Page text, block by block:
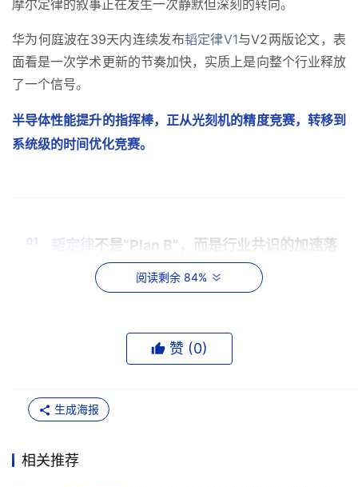
摩尔定律的叙事正在发生一次静默但深刻的转向。
华为何庭波在39天内连续发布韬定律V1与V2两版论文，表
面看是一次学术更新的节奏加快，实质上是向整个行业释放
了一个信号。
半导体性能提升的指挥棒，正从光刻机的精度竞赛，转移到
系统级的时间优化竞赛。
01 韬定律不是“Plan B”，而是行业共识的加速落
阅读剩余 84%
赞 (0)
生成海报
相关推荐